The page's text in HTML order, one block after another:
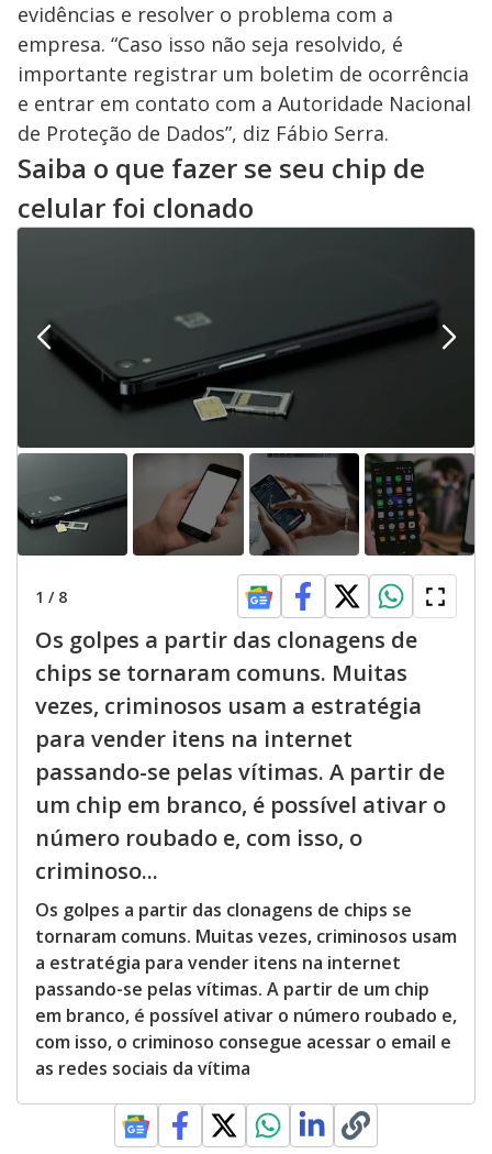
evidências e resolver o problema com a
empresa. “Caso isso não seja resolvido, é
importante registrar um boletim de ocorrência
e entrar em contato com a Autoridade Nacional
de Proteção de Dados”, diz Fábio Serra.
Saiba o que fazer se seu chip de
celular foi clonado
1 / 8
Os golpes a partir das clonagens de
chips se tornaram comuns. Muitas
vezes, criminosos usam a estratégia
para vender itens na internet
passando-se pelas vítimas. A partir de
um chip em branco, é possível ativar o
número roubado e, com isso, o
criminoso...
Os golpes a partir das clonagens de chips se
tornaram comuns. Muitas vezes, criminosos usam
a estratégia para vender itens na internet
passando-se pelas vítimas. A partir de um chip
em branco, é possível ativar o número roubado e,
com isso, o criminoso consegue acessar o email e
as redes sociais da vítima